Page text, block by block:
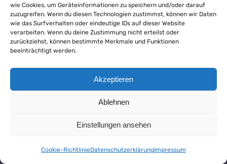
wie Cookies, um Geräteinformationen zu speichern und/oder darauf
zuzugreifen. Wenn du diesen Technologien zustimmst, können wir Daten
wie das Surfverhalten oder eindeutige IDs auf dieser Website
verarbeiten. Wenn du deine Zustimmung nicht erteilst oder
zurückziehst, können bestimmte Merkmale und Funktionen
beeinträchtigt werden.
Akzeptieren
Ablehnen
Einstellungen ansehen
Cookie-RichtlinieDatenschutzerklärungImpressum